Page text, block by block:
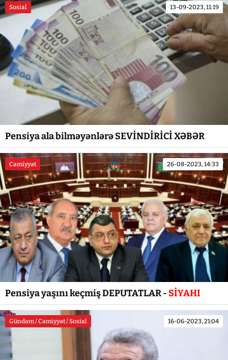
Sosial 13-09-2023, 11:19
Pensiya ala bilməyənlərə SEVİNDİRİCİ XƏBƏR
Cəmiyyət 26-08-2023, 14:33
Pensiya yaşını keçmiş DEPUTATLAR - SİYAHI
Gündəm / Cəmiyyət / Sosial 16-06-2023, 21:04